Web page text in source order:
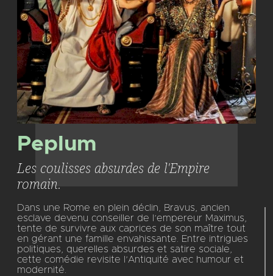
Peplum
Les coulisses absurdes de l'Empire
romain.
Dans une Rome en plein déclin, Bravus, ancien
esclave devenu conseiller de l’empereur Maximus,
tente de survivre aux caprices de son maître tout
en gérant une famille envahissante. Entre intrigues
politiques, querelles absurdes et satire sociale,
cette comédie revisite l’Antiquité avec humour et
modernité.